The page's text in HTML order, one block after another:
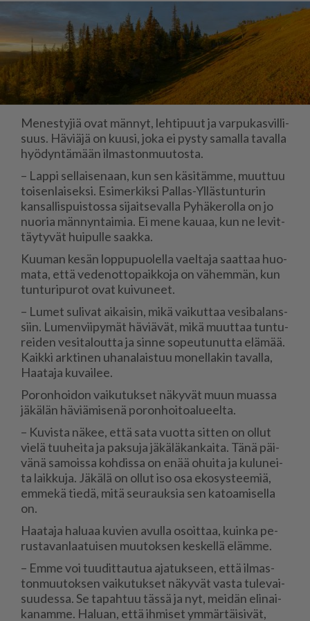
Me­nes­ty­jiä ovat män­nyt, leh­ti­puut ja var­pu­kas­vil­li­
suus. Hä­vi­ä­jä on kuu­si, joka ei pys­ty sa­mal­la ta­val­la
hyö­dyn­tä­mään il­mas­ton­muu­tos­ta.
– Lap­pi sel­lai­se­naan, kun sen kä­si­täm­me, muut­tuu
toi­sen­lai­sek­si. Esi­mer­kik­si Pal­las-Yl­läs­tun­tu­rin
kan­sal­lis­puis­tos­sa si­jait­se­val­la Py­hä­ke­rol­la on jo
nuo­ria män­nyn­tai­mia. Ei mene kau­aa, kun ne le­vit­
täy­ty­vät hui­pul­le saak­ka.
Kuu­man ke­sän lop­pu­puo­lel­la va­el­ta­ja saat­taa huo­
ma­ta, et­tä ve­de­not­to­paik­ko­ja on vä­hem­män, kun
tun­tu­ri­pu­rot ovat kui­vu­neet.
– Lu­met su­li­vat ai­kai­sin, mikä vai­kut­taa ve­si­ba­lans­
siin. Lu­men­vii­py­mät hä­vi­ä­vät, mikä muut­taa tun­tu­
rei­den ve­si­ta­lout­ta ja sin­ne so­peu­tu­nut­ta elä­mää.
Kaik­ki ark­ti­nen uha­na­lais­tuu mo­nel­la­kin ta­val­la,
Haa­ta­ja ku­vai­lee.
Po­ron­hoi­don vai­ku­tuk­set nä­ky­vät muun mu­as­sa
jä­kä­län hä­vi­ä­mi­se­nä po­ron­hoi­to­a­lu­eel­ta.
– Ku­vis­ta nä­kee, et­tä sata vuot­ta sit­ten on ol­lut
vie­lä tuu­hei­ta ja pak­su­ja jä­kä­lä­kan­kai­ta. Tänä päi­
vä­nä sa­mois­sa koh­dis­sa on enää ohui­ta ja ku­lu­nei­
ta laik­ku­ja. Jä­kä­lä on ol­lut iso osa eko­sys­tee­miä,
em­me­kä tie­dä, mitä seu­rauk­sia sen ka­to­a­mi­sel­la
on.
Haa­ta­ja ha­lu­aa ku­vien avul­la osoit­taa, kuin­ka pe­
rus­ta­van­laa­tui­sen muu­tok­sen kes­kel­lä eläm­me.
– Em­me voi tuu­dit­tau­tua aja­tuk­seen, et­tä il­mas­
ton­muu­tok­sen vai­ku­tuk­set nä­ky­vät vas­ta tu­le­vai­
suu­des­sa. Se ta­pah­tuu täs­sä ja nyt, mei­dän eli­nai­
ka­nam­me. Ha­lu­an, et­tä ih­mi­set ym­mär­täi­si­vät,